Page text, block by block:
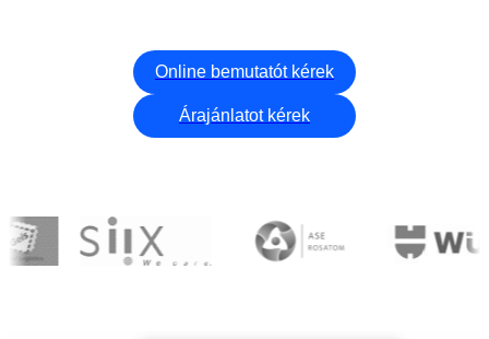
Online bemutatót kérek
Árajánlatot kérek